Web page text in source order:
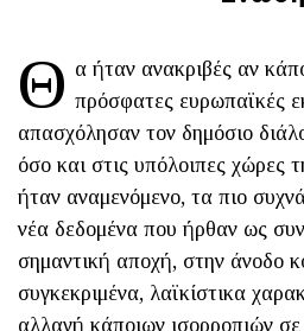
Θ α ήταν ανακριβές αν
πρόσφατες ευρωπαϊκές
απασχόλησαν τον δημόσιο
όσο και στις υπόλοιπες χώρες
ήταν αναμενόμενο, τα πιο
νέα δεδομένα που ήρθαν ως
σημαντική αποχή, στην άνοδο
συγκεκριμένα, λαϊκίστικα
αλλαγή κάποιων ισορροπιών